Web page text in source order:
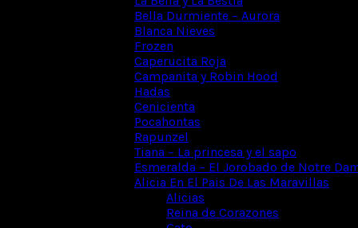
Bella Durmiente – Aurora
Blanca Nieves
Frozen
Caperucita Roja
Campanita y Robin Hood
Hadas
Cenicienta
Pocahontas
Rapunzel
Tiana – La princesa y el sapo
Esmeralda – El Jorobado de Notre
Alicia En El Pais De Las Maravillas
Alicias
Reina de Corazones